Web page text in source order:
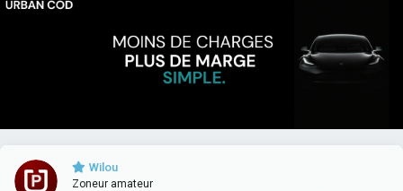
o
Wilou
Zoneur amateur